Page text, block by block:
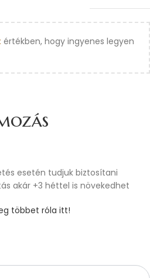
értékben, hogy ingyenes legyen
esetén tudjuk biztosítani
akár +3 héttel is növekedhet
többet róla itt!